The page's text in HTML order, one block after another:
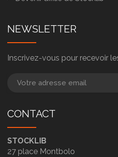
NEWSLETTER
Inscrivez-vous pour recevoir
CONTACT
STOCKLIB
27 place Montbolo